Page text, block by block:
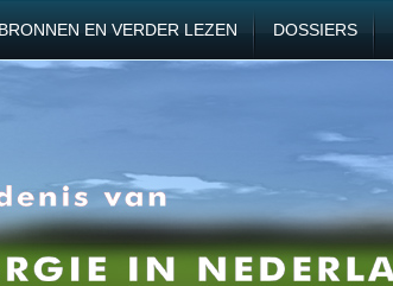
BRONNEN EN VERDER LEZEN DOSSIERS